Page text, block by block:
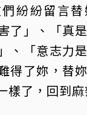
紛紛留言替
了」、「真
、「意志力
得了妳，替
樣了，回到